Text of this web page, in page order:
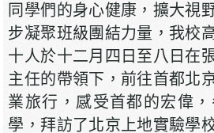
同學們的身心健康，擴大視
步凝聚班級團結力量，我校
十人於十二月四日至八日在
主任的帶領下，前往首都北
業旅行，感受首都的宏偉
學，拜訪了北京上地實驗學